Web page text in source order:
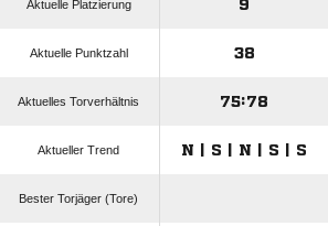
Aktuelle Platzierung 9
Aktuelle Punktzahl 38
Aktuelles Torverhältnis 75:78
Aktueller Trend N | S | N | S | S
Bester Torjäger (Tore)